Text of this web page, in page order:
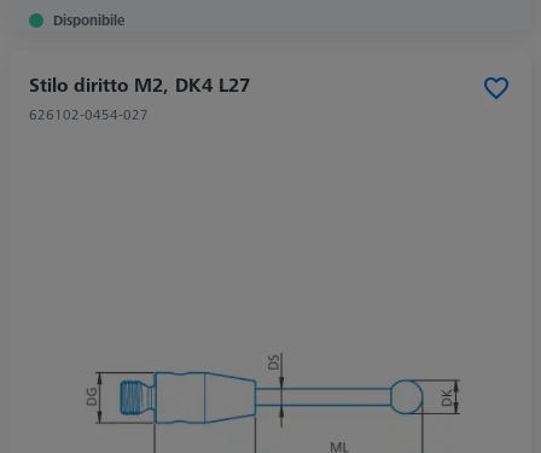
Disponibile
Stilo diritto M2, DK4 L27
626102-0454-027